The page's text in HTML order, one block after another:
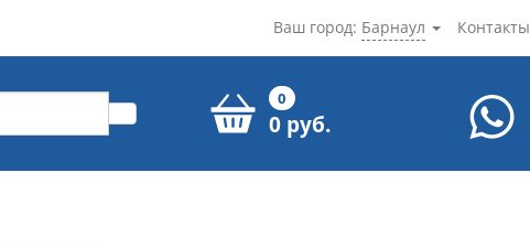
Контакты
Ваш город: Барнаул
0
0 руб.